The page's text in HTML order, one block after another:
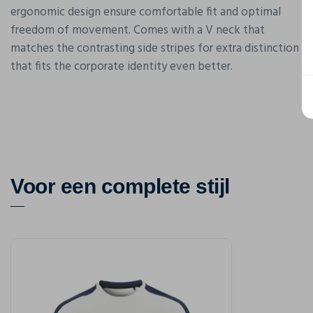
ergonomic design ensure comfortable fit and optimal
freedom of movement. Comes with a V neck that
matches the contrasting side stripes for extra distinction
that fits the corporate identity even better.
Voor een complete stijl